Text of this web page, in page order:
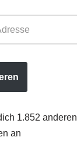
1.852 anderen
an